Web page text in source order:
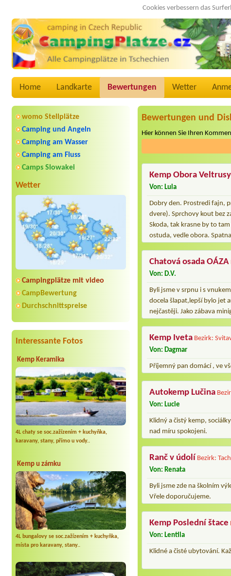
Cookies verbessern das
Home Landkarte Bewertungen Wetter
womo Stellplätze
Camping und Angeln
Camping am Wasser
Camping am Fluss
Camps Slowakei
Wetter
Campingplätze mit video
CampBewertung
Durchschnittspreise
Interessante Fotos
Kemp Keramika
4L chaty se soc.zažízením + kuchyňka,
karavany, stany, přímo u vody..
Kemp u zámku
4L bungalovy se soc.zažízením + kuchyňka,
místa pro karavany, stany..
Bewertungen und
Hier können Sie Ihren
Kemp Obora Veltrusy
Von: Lula
Dobry den. Prostredi fajn,
dvere). Sprchovy kout bez
Skoda, tak krasne by to
ostuda, vedle obora.
Chatová osada OÁZA
Von: D.V.
Byli jsme v srpnu i s
docela šlapat,lepší bylo jet
nejčastěji. Jako zábava
Kemp Iveta Bezirk:
Von: Dagmar
Příjemný pan domácí , ve
Autokemp Lučina
Von: Lucie
Klidný a čistý kemp,
nad míru spokojeni.
Ranč v údolí Bezirk:
Von: Renata
Byli jsme zde na školním
Vřele doporučujeme.
Kemp Poslední štace
Von: Lentila
Klidné a čisté ubytování.